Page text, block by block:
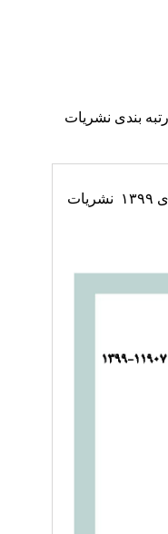
بندی نشریات
نشریه فرهنگ معماری و شهرسازی اسلامی وارد فرایند ارزیابی و رتبه بندی ۱۳۹۹ نشریات